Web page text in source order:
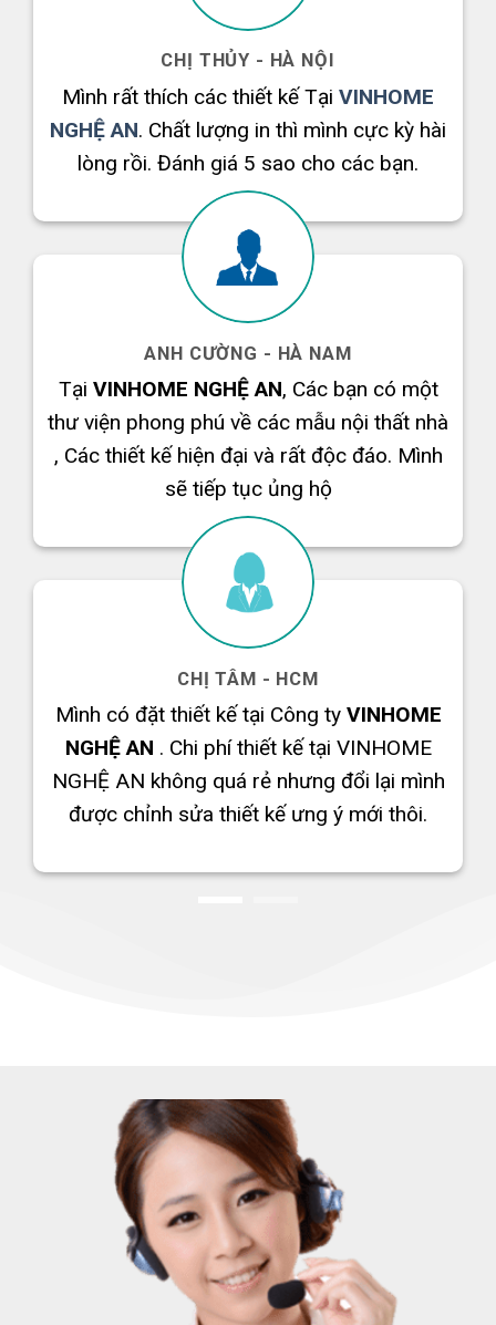
CHỊ THỦY - HÀ NỘI
Mình rất thích các thiết kế TạiVINHOME
NGHỆ AN. Chất lượng in thì mình cực kỳ hài
lòng rồi. Đánh giá 5 sao cho các bạn.
ANH CƯỜNG - HÀ NAM
Tại VINHOME NGHỆ AN, Các bạn có một
thư viện phong phú về các mẫu nội thất nhà
, Các thiết kế hiện đại và rất độc đáo. Mình
sẽ tiếp tục ủng hộ
CHỊ TÂM - HCM
Mình có đặt thiết kế tại Công ty VINHOME
NGHỆ AN . Chi phí thiết kế tại VINHOME
NGHỆ AN không quá rẻ nhưng đổi lại mình
được chỉnh sửa thiết kế ưng ý mới thôi.